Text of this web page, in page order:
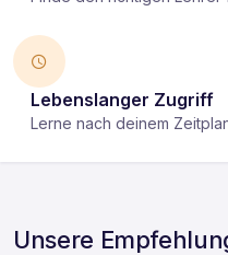
Lebenslanger Zugriff
Lerne nach deinem
Unsere